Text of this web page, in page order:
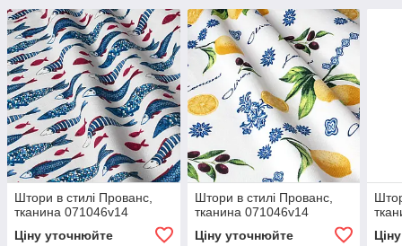
Штори в стилі Прованс,
тканина 071046v14
Ціну уточнюйте
Штори в стилі Прованс,
тканина 071046v14
Ціну уточнюйте